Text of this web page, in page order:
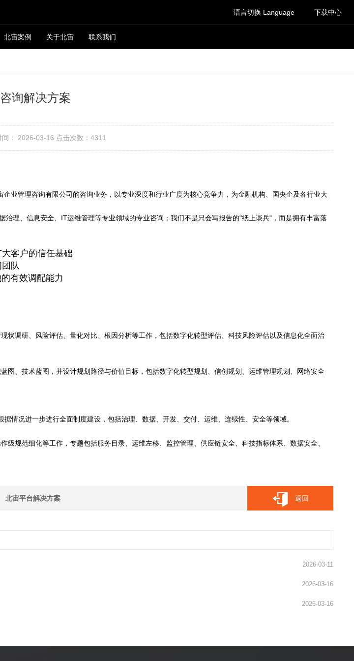
语言切换 Language 下载中心
北宙案例 关于北宙 联系我们
询解决方案
间： 2026-03-16 点击次数： 4311
业管理咨询有限公司的咨询业务，以专业深度和行业广度为核心竞争力，为金融机构、国央企及各行业大
理、信息安全、IT运维管理等专业领域的专业咨询；我们不是只会写报告的"纸上谈兵"，而是拥有丰富落
客户的信任基础
队
有效调配能力
调研、风险评估、量化对比、根因分析等工作，包括数字化转型评估、科技风险评估以及信息化全面治
、技术蓝图，并设计规划路径与价值目标，包括数字化转型规划、信创规划、运维管理规划、网络安全
情况进一步进行全面制度建设，包括治理、数据、开发、交付、运维、连续性、安全等领域。
规范细化等工作，专题包括服务目录、运维左移、监控管理、供应链安全、科技指标体系、数据安全、
北宙平台解决方案 返回
2026-03-11
2026-03-16
2026-03-16